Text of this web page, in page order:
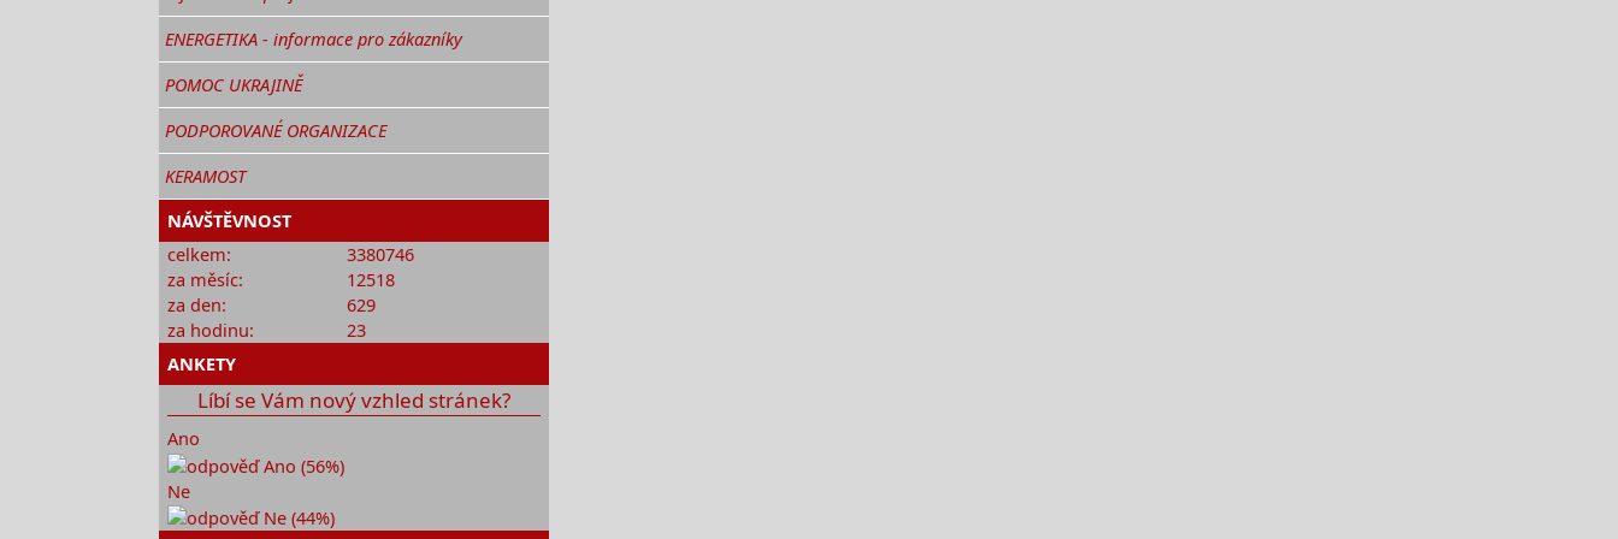
ENERGETIKA - informace pro zákazníky
POMOC UKRAJINĚ
PODPOROVANÉ ORGANIZACE
KERAMOST
NÁVŠTĚVNOST
celkem:
3380746
za měsíc:
12518
za den:
629
za hodinu:
23
ANKETY
Líbí se Vám nový vzhled stránek?
Ano
Ne